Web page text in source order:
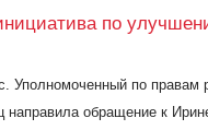
по
по правам
направила обращение к